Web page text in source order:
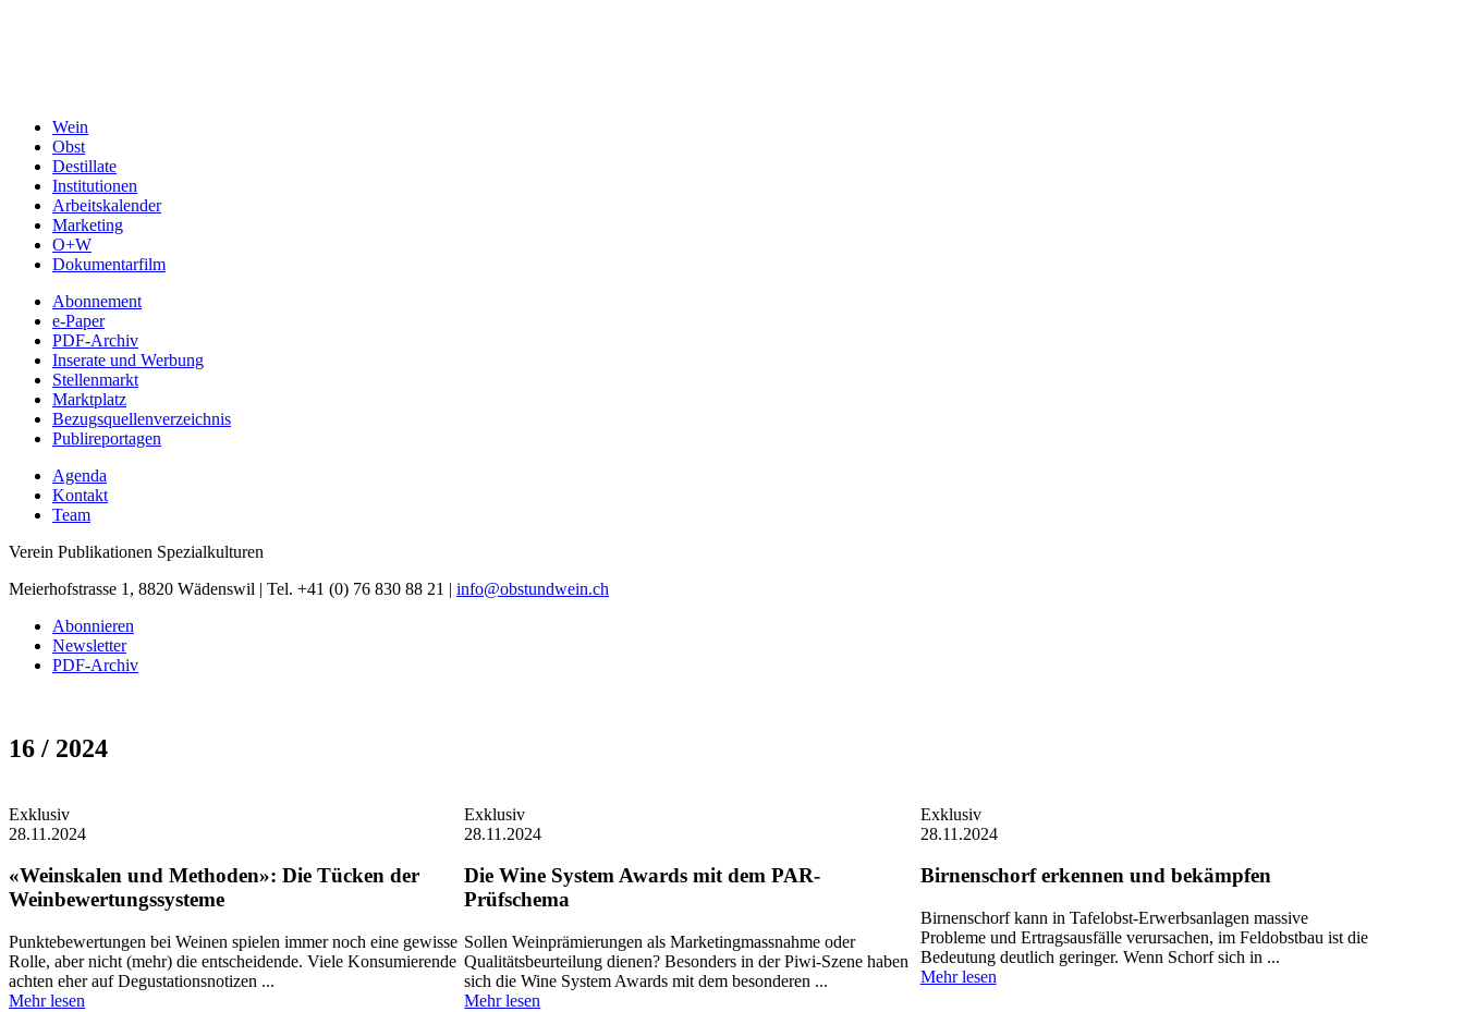
Wein
Obst
Destillate
Institutionen
Arbeitskalender
Marketing
O+W
Dokumentarfilm
Abonnement
e-Paper
PDF-Archiv
Inserate und Werbung
Stellenmarkt
Marktplatz
Bezugsquellenverzeichnis
Publireportagen
Agenda
Kontakt
Team
Verein Publikationen Spezialkulturen
Meierhofstrasse 1, 8820 Wädenswil | Tel. +41 (0) 76 830 88 21 | info@obstundwein.ch
Abonnieren
Newsletter
PDF-Archiv
16 / 2024
Exklusiv
28.11.2024
«Weinskalen und Methoden»: Die Tücken der
Weinbewertungssysteme
Punktebewertungen bei Weinen spielen immer noch eine gewisse
Rolle, aber nicht (mehr) die entscheidende. Viele Konsumierende
achten eher auf Degustationsnotizen ...
Mehr lesen
Exklusiv
28.11.2024
Die Wine System Awards mit dem PAR-
Prüfschema
Sollen Weinprämierungen als Marketingmassnahme oder
Qualitätsbeurteilung dienen? Besonders in der Piwi-Szene haben
sich die Wine System Awards mit dem besonderen ...
Mehr lesen
Exklusiv
28.11.2024
Birnenschorf erkennen und bekämpfen
Birnenschorf kann in Tafelobst-Erwerbsanlagen massive
Probleme und Ertragsausfälle verursachen, im Feldobstbau ist die
Bedeutung deutlich geringer. Wenn Schorf sich in ...
Mehr lesen